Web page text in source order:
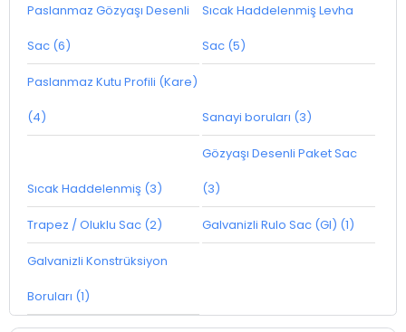
Paslanmaz Gözyaşı Desenli
Sac (6)
Sıcak Haddelenmiş Levha
Sac (5)
Paslanmaz Kutu Profili (Kare)
(4) Sanayi boruları (3)
Sıcak Haddelenmiş (3)
Gözyaşı Desenli Paket Sac
(3)
Trapez / Oluklu Sac (2) Galvanizli Rulo Sac (GI) (1)
Galvanizli Konstrüksiyon
Boruları (1)